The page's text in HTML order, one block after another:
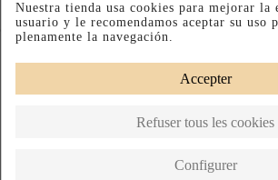
Complete your look
Nuestra tienda usa cookies para mejorar la
usuario y le recomendamos aceptar su uso
plenamente la navegación.
Accepter
Refuser tous les cookies
Configurer